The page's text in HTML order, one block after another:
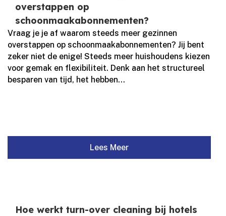
overstappen op
schoonmaakabonnementen?
Vraag je je af waarom steeds meer gezinnen
overstappen op schoonmaakabonnementen? Jij bent
zeker niet de enige! Steeds meer huishoudens kiezen
voor gemak en flexibiliteit.​ Denk aan het structureel
besparen van tijd, het hebben...
Lees Meer
Hoe werkt turn-over cleaning bij hotels